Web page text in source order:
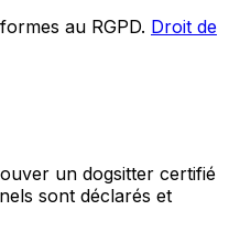
au RGPD. Droit de
un dogsitter certifié
sont déclarés et